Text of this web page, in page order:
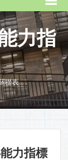
力指
聯表
力指標